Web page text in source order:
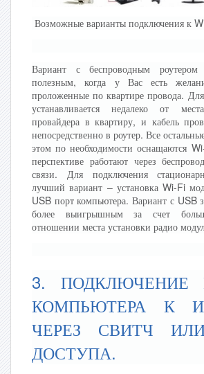
Возможные варианты подключения к
Вариант с беспроводным роутером
полезным, когда у Вас есть
проложенные по квартире провода.
устанавливается недалеко от
провайдера в квартиру, и кабель
непосредственно в роутер. Все
этом по необходимости оснащаются
перспективе работают через
связи. Для подключения
лучший вариант – установка Wi-Fi
USB порт компьютера. Вариант с USB
более выигрышным за счет
отношении места установки радио
3. ПОДКЛЮЧЕНИЕ
КОМПЬЮТЕРА К
ЧЕРЕЗ СВИТЧ
ДОСТУПА.